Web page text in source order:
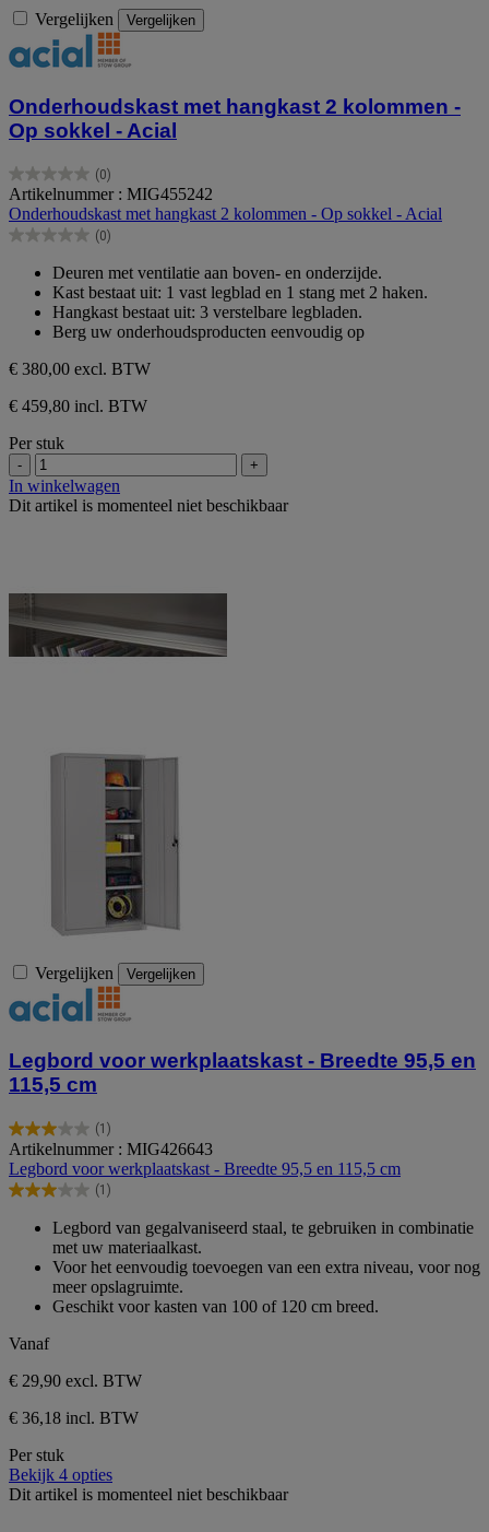
Vergelijken Vergelijken
Onderhoudskast met hangkast 2 kolommen -
Op sokkel - Acial
(0)
0.0
van
de
5
Artikelnummer : MIG455242
Onderhoudskast met hangkast 2 kolommen - Op sokkel - Acial
(0)
0.0
sterren.
Deuren met ventilatie aan boven- en onderzijde.
Kast bestaat uit: 1 vast legblad en 1 stang met 2 haken.
Hangkast bestaat uit: 3 verstelbare legbladen.
Berg uw onderhoudsproducten eenvoudig op
€ 380,00 excl. BTW
€ 459,80 incl. BTW
Per stuk
- +
In winkelwagen
Dit artikel is momenteel niet beschikbaar
Vergelijken Vergelijken
Legbord voor werkplaatskast - Breedte 95,5 en
115,5 cm
(1)
3.0
van
de
5
beoordeling
Artikelnummer : MIG426643
Legbord voor werkplaatskast - Breedte 95,5 en 115,5 cm
(1)
3.0
sterren.
beoordeling
Legbord van gegalvaniseerd staal, te gebruiken in combinatie
met uw materiaalkast.
Voor het eenvoudig toevoegen van een extra niveau, voor nog
meer opslagruimte.
Geschikt voor kasten van 100 of 120 cm breed.
Vanaf
€ 29,90 excl. BTW
€ 36,18 incl. BTW
Per stuk
Bekijk 4 opties
Dit artikel is momenteel niet beschikbaar